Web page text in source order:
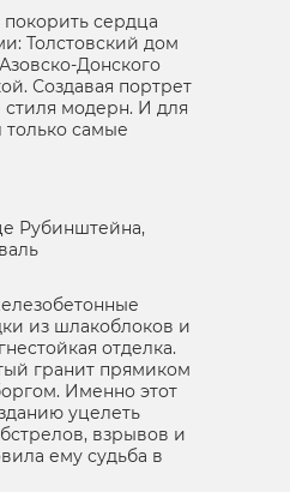
сердца
Толстовский дом
Донского
Создавая портрет
стиля модерн. И для
самые
Рубинштейна,
из шлакоблоков и
отделка.
гранит прямиком
Именно этот
уцелеть
взрывов и
ему судьба в